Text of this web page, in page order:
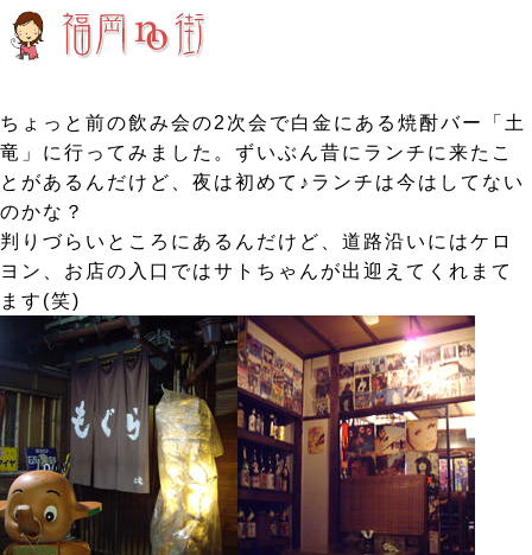
ちょっと前の飲み会の2次会で白金にある焼酎バー「土
竜」に行ってみました。ずいぶん昔にランチに来たこ
とがあるんだけど、夜は初めて♪ランチは今はしてない
のかな？
判りづらいところにあるんだけど、道路沿いにはケロ
ヨン、お店の入口ではサトちゃんが出迎えてくれまて
ます(笑)